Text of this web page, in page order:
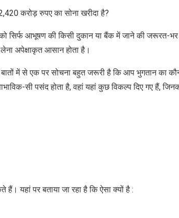
करोड़ रुपए का सोना खरीदा है?
सिर्फ आभूषण की किसी दुकान या बैंक में जाने की जरूरत-भर
अपेक्षाकृत आसान होता है।
में से एक पर सोचना बहुत जरूरी है कि आप भुगतान का
सी पसंद होता है, वहां यहां कुछ विकल्प दिए गए हैं,
यहां पर बताया जा रहा है कि ऐसा क्यों है :